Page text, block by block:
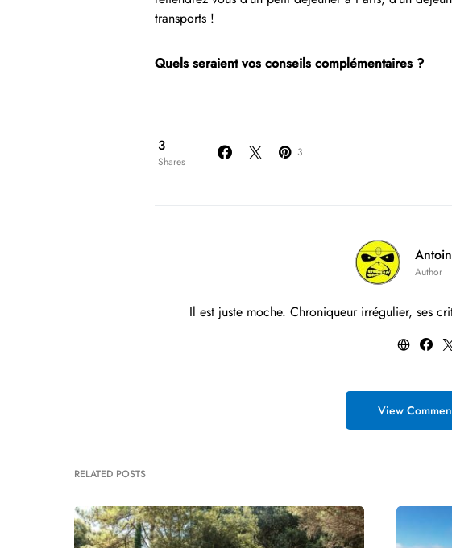
transports !
Quels seraient vos conseils complémentaires ?
3
Shares
3
Author
Il est juste moche. Chroniqueur irrégulier, ses
View
RELATED POSTS